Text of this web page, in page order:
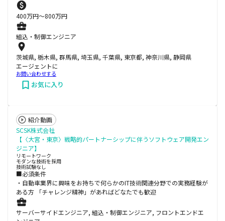
400万円〜800万円
組込・制御エンジニア
茨城県, 栃木県, 群馬県, 埼玉県, 千葉県, 東京都, 神奈川県, 静岡県
エージェントに
お問い合わせする
お気に入り
紹介動画
SCSK株式会社
【〈大宮・東京〉戦略的パートナーシップに伴うソフトウェア開発エン
ジニア】
リモートワーク
モダンな技術を採用
技術試験なし
■必須条件
・自動車業界に興味をお持ちで何らかのIT技術関連分野での実務経験が
ある方 「チャレンジ精神」があればどなたでも歓迎
サーバーサイドエンジニア, 組込・制御エンジニア, フロントエンドエ